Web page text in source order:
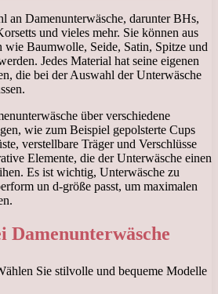
an Damenunterwäsche, darunter BHs,
und vieles mehr. Sie können aus
wie Baumwolle, Seide, Satin, Spitze und
Jedes Material hat seine eigenen
die bei der Auswahl der Unterwäsche
über verschiedene
wie zum Beispiel gepolsterte Cups
verstellbare Träger und Verschlüsse
Elemente, die der Unterwäsche einen
Es ist wichtig, Unterwäsche zu
un d-größe passt, um maximalen
Damenunterwäsche